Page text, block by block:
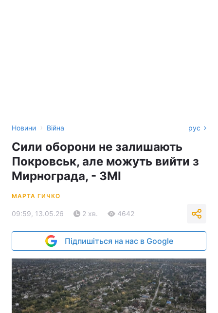
Новини › Війна рус
Сили оборони не залишають
Покровськ, але можуть вийти з
Мирнограда, - ЗМІ
МАРТА ГИЧКО
09:59, 13.05.26 2 хв. 4642
Підпишіться на нас в Google